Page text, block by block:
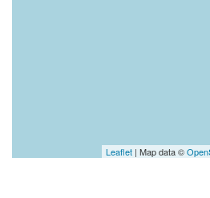
Leaflet | Map data ©